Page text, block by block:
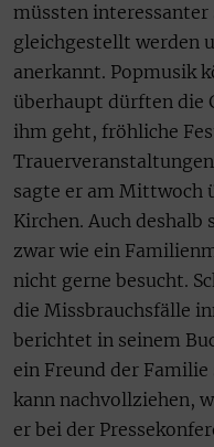
müssten interessanter
gleichgestellt werden
anerkannt. Popmusik
überhaupt dürften die
ihm geht, fröhliche
sagte er am Mittwoch
Kirchen. Auch deshalb
zwar wie ein
nicht gerne besucht.
die Missbrauchsfälle
berichtet in seinem
ein Freund der
kann nachvollziehen,
er bei der